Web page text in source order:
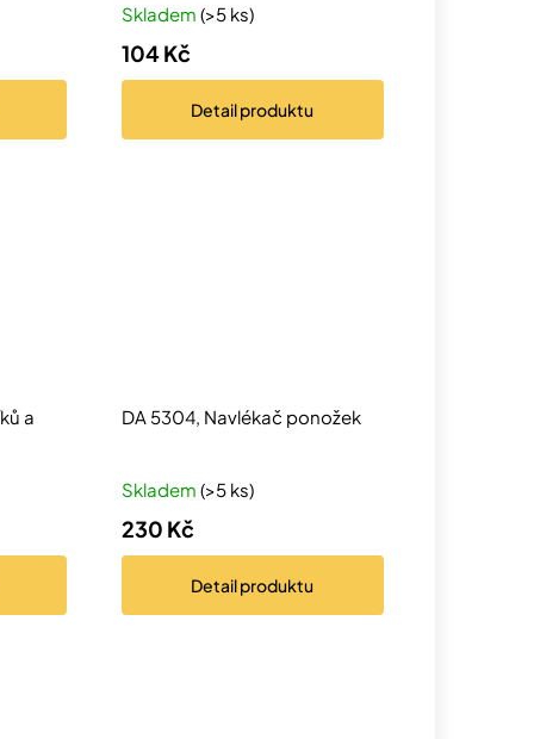
Skladem(>5 ks)
104 Kč
Detailproduktu
a
DA 5304, Navlékač ponožek
Skladem(>5 ks)
230 Kč
Detailproduktu